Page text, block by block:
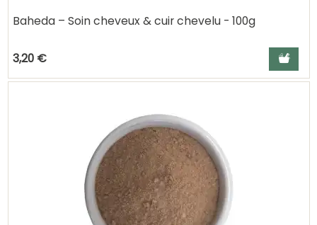
Baheda – Soin cheveux & cuir chevelu - 100g
3,20 € Ajouter